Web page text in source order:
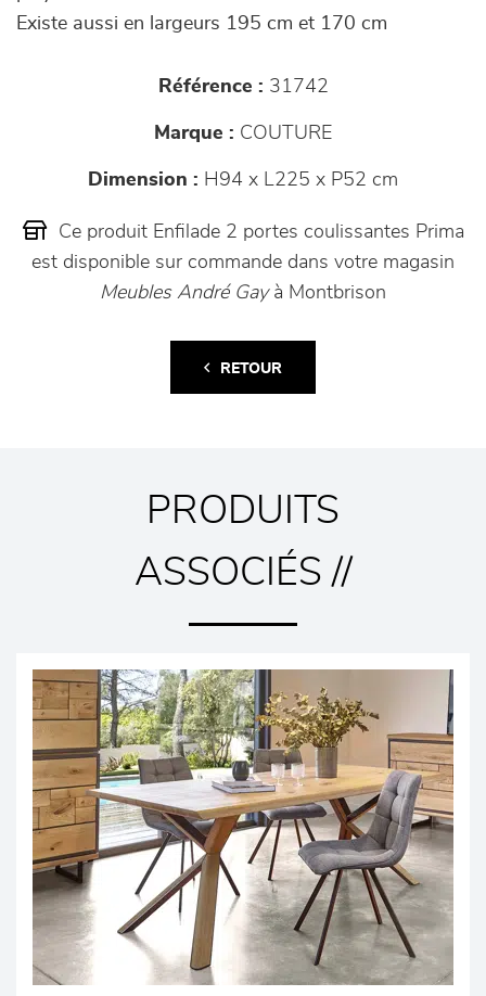
Existe aussi en largeurs 195 cm et 170 cm
Référence : 31742
Marque : COUTURE
Dimension : H94 x L225 x P52 cm
Ce produit Enfilade 2 portes coulissantes Prima
est disponible sur commande dans votre magasin
Meubles André Gayà Montbrison
RETOUR
PRODUITS
ASSOCIÉS //